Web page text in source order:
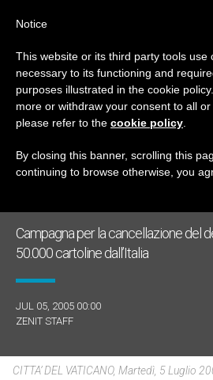
GIORNO
Luglio 5th,
ULTIME NOTIZIE
Campagna per la cancellazione del
50.000 cartoline dall’Italia
JUL 05, 2005 00:00
ZENIT STAFF
CITTA’ DEL VATICANO, Martedì, 5 Luglio
Notice
This website or its third party tools use
necessary to its functioning and
purposes illustrated in the cookie
more or withdraw your consent to all
please refer to the cookie policy
By closing this banner, scrolling this
continuing to browse otherwise, you